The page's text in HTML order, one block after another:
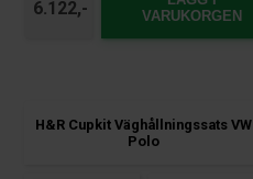
6.122,-
VARUKORGEN
H&R Cupkit Väghållningssats VW
Polo